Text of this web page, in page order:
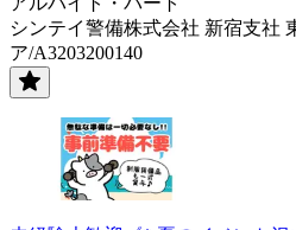
シンテイ警備株式会社 新宿支社
ア/A3203200140